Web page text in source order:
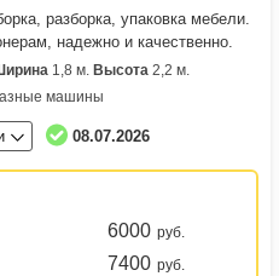
разборка, упаковка мебели.
надежно и качественно.
1,8 м. Высота 2,2 м.
машины
08.07.2026
6000 руб.
7400 руб.